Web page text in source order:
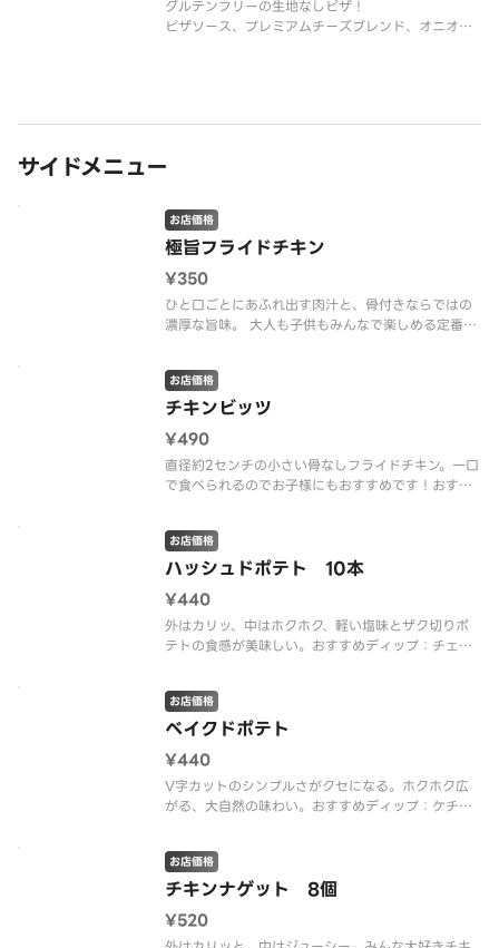
グルテンフリーの生地なしピザ！
ピザソース、プレミアムチーズブレンド、オニオ
サイドメニュー
極旨フライドチキン
お店価格
¥350
ひと口ごとにあふれ出す肉汁と、骨付きならではの
濃厚な旨味。 大人も子供もみんなで楽しめる定番の
ソース
チキンビッツ
お店価格
¥490
直径約2センチの小さい骨なしフライドチキン。一口
で食べられるのでお子様にもおすすめです！おすす
ハッシュドポテト 10本
お店価格
¥440
外はカリッ、中はホクホク、軽い塩味とザク切りポ
テトの食感が美味しい。おすすめディップ：チェダ
ベイクドポテト
お店価格
¥440
V字カットのシンプルさがクセになる。ホクホク広
がる、大自然の味わい。おすすめディップ：ケチャ
チキンナゲット 8個
お店価格
¥520